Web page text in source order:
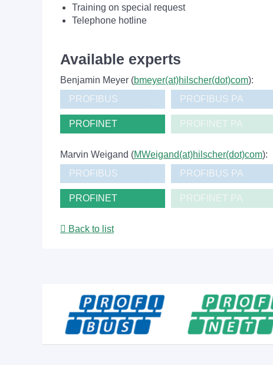
Training on special request
Telephone hotline
Available experts
Benjamin Meyer (bmeyer(at)hilscher(dot)com):
PROFIBUS
PROFIBUS PA
PROFINET PROFINET PA
Marvin Weigand (MWeigand(at)hilscher(dot)com):
PROFIBUS
PROFIBUS PA
PROFINET PROFINET PA
Back to list